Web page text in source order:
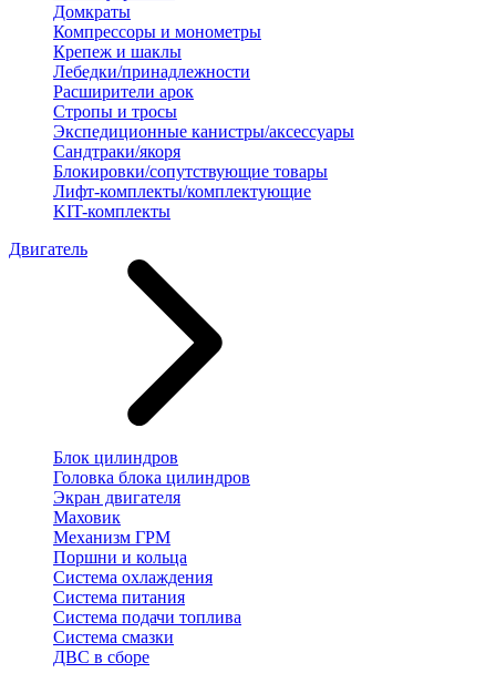
Домкраты
Компрессоры и монометры
Крепеж и шаклы
Лебедки/принадлежности
Расширители арок
Стропы и тросы
Экспедиционные канистры/аксессуары
Сандтраки/якоря
Блокировки/сопутствующие товары
Лифт-комплекты/комплектующие
KIT-комплекты
Двигатель
Блок цилиндров
Головка блока цилиндров
Экран двигателя
Маховик
Механизм ГРМ
Поршни и кольца
Система охлаждения
Система питания
Система подачи топлива
Система смазки
ДВС в сборе